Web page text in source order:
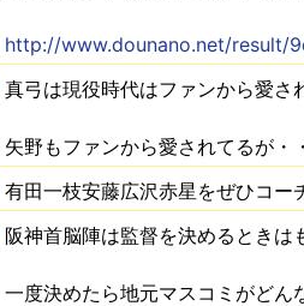
http://www.dounano.net/result/
真弓は現役時代はファンから愛さ
矢野もファンから愛されてるが・
有田一枝安藤広沢赤星をぜひコー
阪神首脳陣は監督を決めるときは
一度決めたら地元マスコミがどん